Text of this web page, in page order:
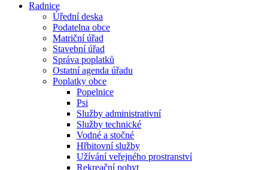
Radnice
Úřední deska
Podatelna obce
Matriční úřad
Stavební úřad
Správa poplatků
Ostatní agenda úřadu
Poplatky obce
Popelnice
Psi
Služby administrativní
Služby technické
Vodné a stočné
Hřbitovní služby
Užívání veřejného prostranství
Rekreační pobyt